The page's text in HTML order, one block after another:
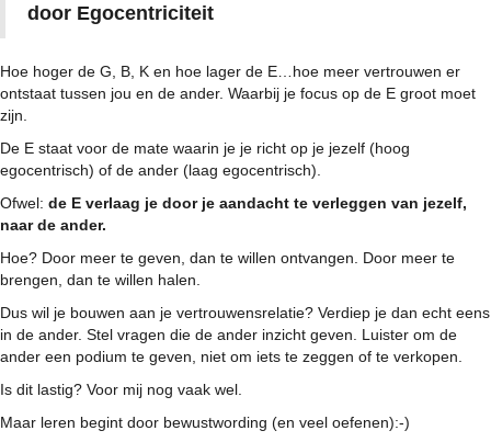
door Egocentriciteit
Hoe hoger de G, B, K en hoe lager de E…hoe meer vertrouwen er
ontstaat tussen jou en de ander. Waarbij je focus op de E groot moet
zijn.
De E staat voor de mate waarin je je richt op je jezelf (hoog
egocentrisch) of de ander (laag egocentrisch).
Ofwel: de E verlaag je door je aandacht te verleggen van jezelf,
naar de ander.
Hoe? Door meer te geven, dan te willen ontvangen. Door meer te
brengen, dan te willen halen.
Dus wil je bouwen aan je vertrouwensrelatie? Verdiep je dan echt eens
in de ander. Stel vragen die de ander inzicht geven. Luister om de
ander een podium te geven, niet om iets te zeggen of te verkopen.
Is dit lastig? Voor mij nog vaak wel.
Maar leren begint door bewustwording (en veel oefenen):-)